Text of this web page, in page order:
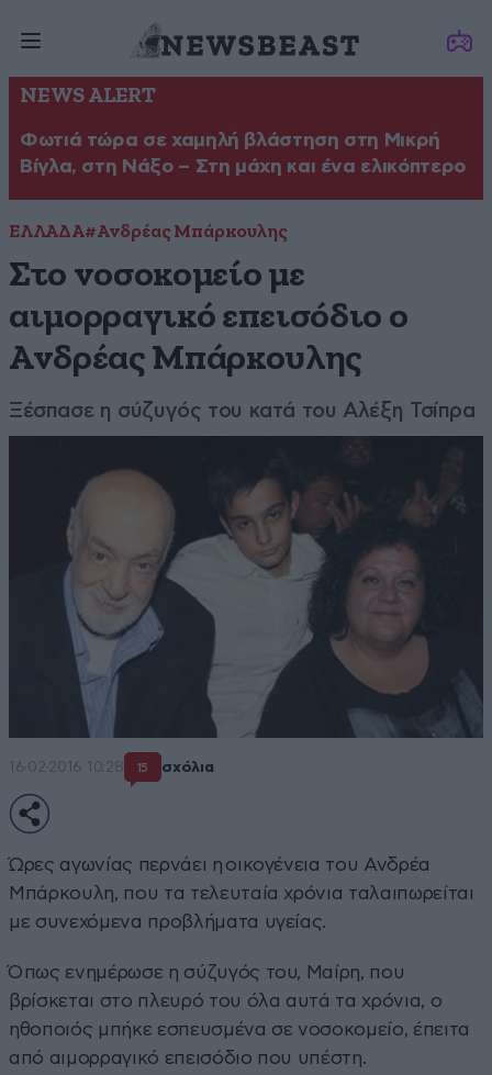
NEWS ALERT
Φωτιά τώρα σε χαμηλή βλάστηση στη Μικρή
Βίγλα, στη Νάξο – Στη μάχη και ένα ελικόπτερο
ΕΛΛΑΔΑ#Ανδρέας Μπάρκουλης
Στο νοσοκομείο με
αιμορραγικό επεισόδιο ο
Ανδρέας Μπάρκουλης
Ξέσπασε η σύζυγός του κατά του Αλέξη Τσίπρα
16·02·2016 10:28 15 σχόλια
Ώρες αγωνίας περνάει η οικογένεια του Ανδρέα
Μπάρκουλη, που τα τελευταία χρόνια ταλαιπωρείται
με συνεχόμενα προβλήματα υγείας.
Όπως ενημέρωσε η σύζυγός του, Μαίρη, που
βρίσκεται στο πλευρό του όλα αυτά τα χρόνια, ο
ηθοποιός μπήκε εσπευσμένα σε νοσοκομείο, έπειτα
από αιμορραγικό επεισόδιο που υπέστη.